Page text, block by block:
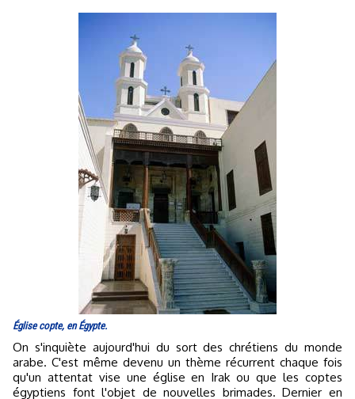
Église copte, en Égypte.
On s'inquiète aujourd'hui du sort des chrétiens du monde
arabe. C'est même devenu un thème récurrent chaque fois
qu'un attentat vise une église en Irak ou que les coptes
égyptiens font l'objet de nouvelles brimades. Dernier en